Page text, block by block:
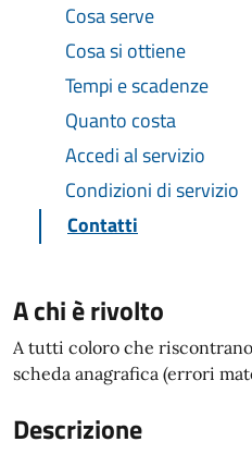
Cosa serve
Cosa si ottiene
Tempi e scadenze
Quanto costa
Accedi al servizio
Condizioni di servizio
Contatti
A chi è rivolto
A tutti coloro che
scheda anagrafica (errori
Descrizione